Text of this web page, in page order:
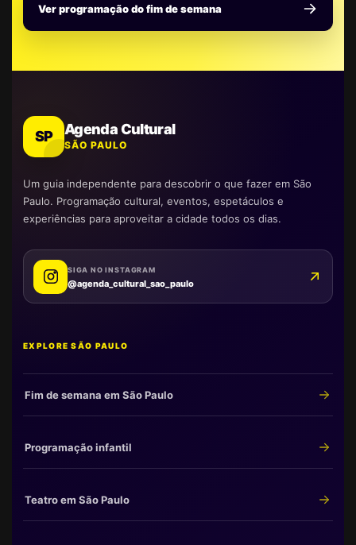
Ver programação do fim de semana
SP Agenda Cultural
SÃO PAULO
Um guia independente para descobrir o que fazer em São
Paulo. Programação cultural, eventos, espetáculos e
experiências para aproveitar a cidade todos os dias.
SIGA NO INSTAGRAM
@agenda_cultural_sao_paulo
EXPLORE SÃO PAULO
Fim de semana em São Paulo
Programação infantil
Teatro em São Paulo